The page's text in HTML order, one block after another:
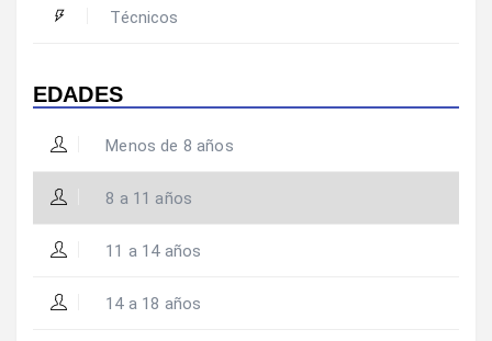
Técnicos
EDADES
Menos de 8 años
8 a 11 años
11 a 14 años
14 a 18 años